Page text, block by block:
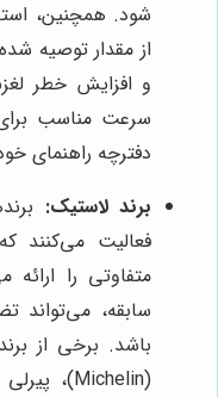
شود. همچنین،
از مقدار توصیه
و افزایش خطر
سرعت مناسب
دفترچه راهنمای
برند لاستیک:
فعالیت می‌کنند
متفاوتی را
سابقه، می‌تواند
باشد. برخی از